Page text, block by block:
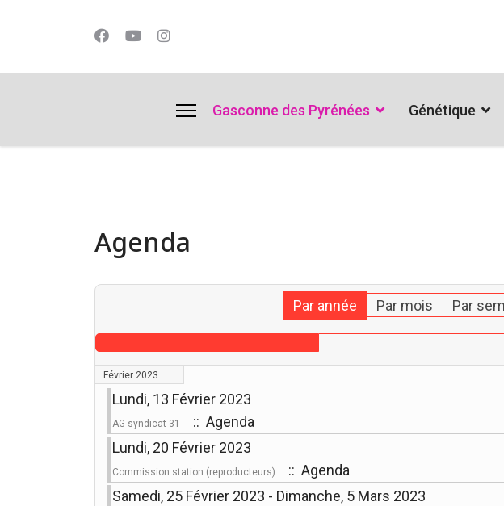
Gasconne des Pyrénées Génétique
Agenda
Par année Par mois Par
Février 2023
Lundi, 13 Février 2023
AG syndicat 31
:: Agenda
Lundi, 20 Février 2023
Commission station (reproducteurs)
:: Agenda
Samedi, 25 Février 2023 - Dimanche, 5 Mars 2023